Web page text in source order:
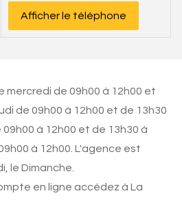
Afficher le téléphone
mercredi de 09h00 à 12h00 et
de 09h00 à 12h00 et de 13h30
à 12h00 et de 13h30 à
à 12h00. L'agence est
le Dimanche.
en ligne accédez à La